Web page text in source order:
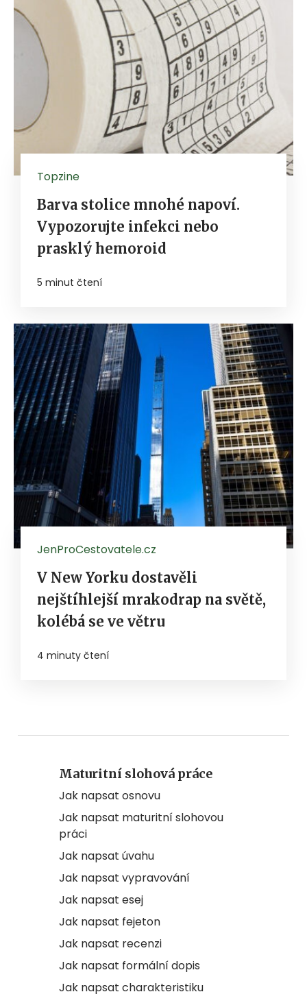
Topzine
Barva stolice mnohé napoví.
Vypozorujte infekci nebo
prasklý hemoroid
5 minut čtení
JenProCestovatele.cz
V New Yorku dostavěli
nejštíhlejší mrakodrap na světě,
kolébá se ve větru
4 minuty čtení
Maturitní slohová práce
Jak napsat osnovu
Jak napsat maturitní slohovou
práci
Jak napsat úvahu
Jak napsat vypravování
Jak napsat esej
Jak napsat fejeton
Jak napsat recenzi
Jak napsat formální dopis
Jak napsat charakteristiku